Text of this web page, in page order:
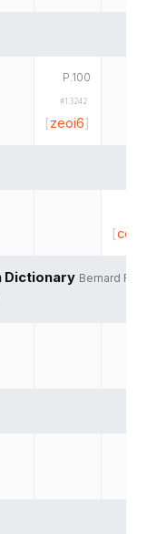
P.100
#13242
[zeoi6]
[
Dictionary Bernard F.